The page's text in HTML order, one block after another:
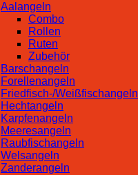
Aalangeln
Combo
Rollen
Ruten
Zubehör
Barschangeln
Forellenangeln
Friedfisch-/Weißfischangeln
Hechtangeln
Karpfenangeln
Meeresangeln
Raubfischangeln
Welsangeln
Zanderangeln